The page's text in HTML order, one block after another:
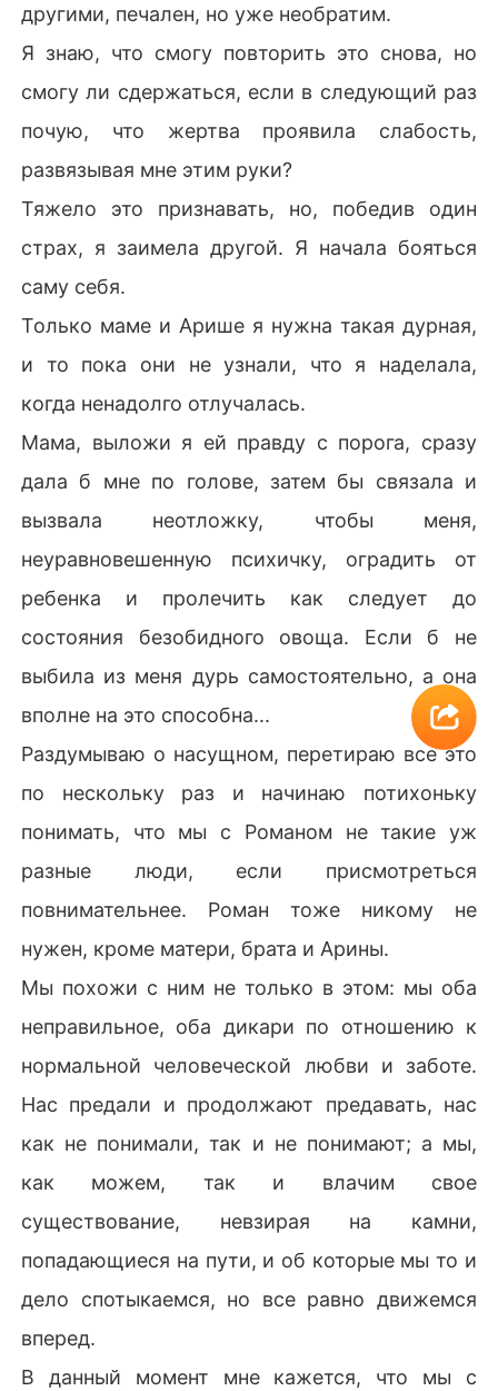
другими, печален, но уже необратим.
Я знаю, что смогу повторить это снова, но
смогу ли сдержаться, если в следующий раз
почую, что жертва проявила слабость,
развязывая мне этим руки?
Тяжело это признавать, но, победив один
страх, я заимела другой. Я начала бояться
саму себя.
Только маме и Арише я нужна такая дурная,
и то пока они не узнали, что я наделала,
когда ненадолго отлучалась.
Мама, выложи я ей правду с порога, сразу
дала б мне по голове, затем бы связала и
вызвала неотложку, чтобы меня,
неуравновешенную психичку, оградить от
ребенка и пролечить как следует до
состояния безобидного овоща. Если б не
выбила из меня дурь самостоятельно, а она
вполне на это способна...
Раздумываю о насущном, перетираю все это
по нескольку раз и начинаю потихоньку
понимать, что мы с Романом не такие уж
разные люди, если присмотреться
повнимательнее. Роман тоже никому не
нужен, кроме матери, брата и Арины.
Мы похожи с ним не только в этом: мы оба
неправильное, оба дикари по отношению к
нормальной человеческой любви и заботе.
Нас предали и продолжают предавать, нас
как не понимали, так и не понимают; а мы,
как можем, так и влачим свое
существование, невзирая на камни,
попадающиеся на пути, и об которые мы то и
дело спотыкаемся, но все равно движемся
вперед.
В данный момент мне кажется, что мы с